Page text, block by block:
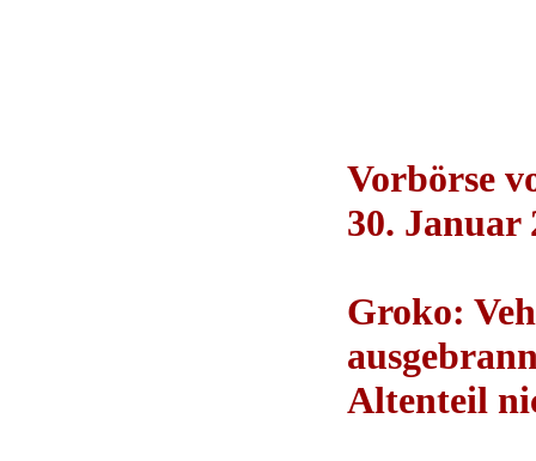
Vorbörse
30. Januar
Groko:
Altenteil